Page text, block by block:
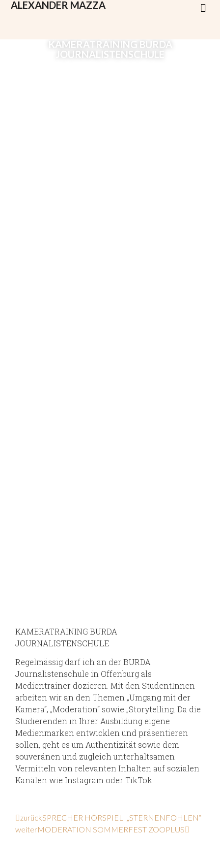
ALEXANDER MAZZA
KAMERATRAINING BURDA
JOURNALISTENSCHULE
KAMERATRAINING BURDA
JOURNALISTENSCHULE
Regelmässig darf ich an der BURDA
Journalistenschule in Offenburg als
Medientrainer dozieren. Mit den StudentInnen
arbeiten wir an den Themen „Umgang mit der
Kamera“, „Moderation“ sowie „Storytelling. Da die
Studierenden in Ihrer Ausbildung eigene
Medienmarken entwicklen und präsentieren
sollen, geht es um Authentizität sowie dem
souveränen und zugleich unterhaltsamen
Vermitteln von relevanten Inhalten auf sozialen
Kanälen wie Instagram oder TikTok.
zurückSPRECHER HÖRSPIEL „STERNENFOHLEN“
weiterMODERATION SOMMERFEST ZOOPLUS